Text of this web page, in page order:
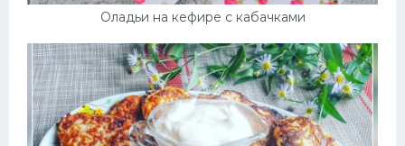
Оладьи на кефире с кабачками